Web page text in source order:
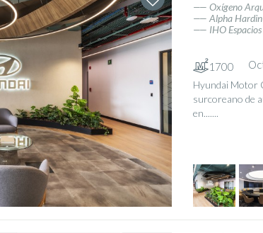
Oxígeno
Alpha Hardin
IHO Espacios
1700
Hyundai Motor
surcoreano de
en.......